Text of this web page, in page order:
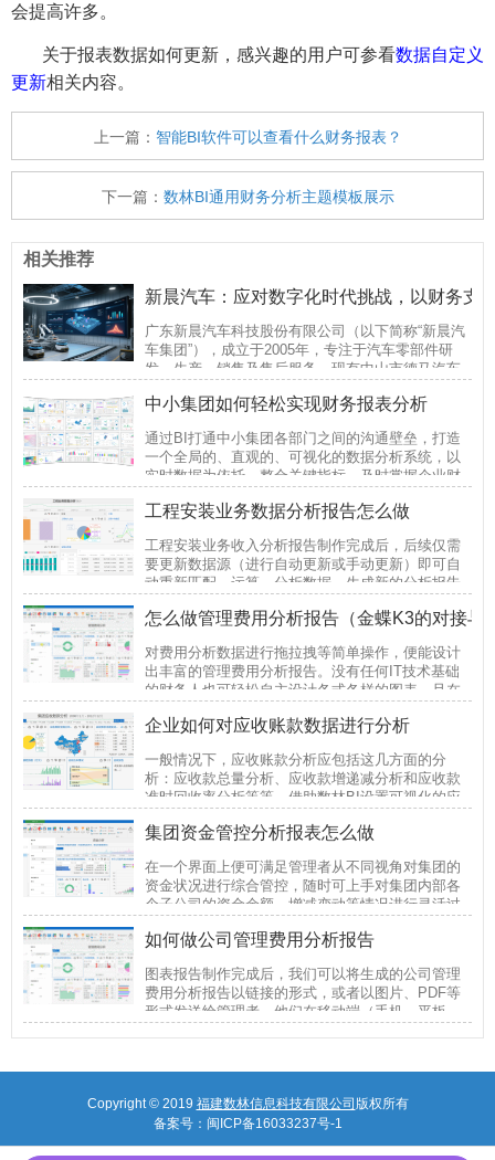
会提高许多。
关于报表数据如何更新，感兴趣的用户可参看数据自定义
更新相关内容。
上一篇： 智能BI软件可以查看什么财务报表？
下一篇： 数林BI通用财务分析主题模板展示
相关推荐
新晨汽车：应对数字化时代挑战，以财务支
广东新晨汽车科技股份有限公司（以下简称“新晨汽
车集团”），成立于2005年，专注于汽车零部件研
发、生产、销售及售后服务，现有中山市德马汽车
武汉新晨汽车零部件有限公司、成都鑫晨汽车零
中小集团如何轻松实现财务报表分析
通过BI打通中小集团各部门之间的沟通壁垒，打造
一个全局的、直观的、可视化的数据分析系统，以
实时数据为依托，整合关键指标，及时掌握企业财
工程安装业务数据分析报告怎么做
工程安装业务收入分析报告制作完成后，后续仅需
要更新数据源（进行自动更新或手动更新）即可自
动重新匹配、运算、分析数据，生成新的分析报告
怎么做管理费用分析报告（金蝶K3的对接与
对费用分析数据进行拖拉拽等简单操作，便能设计
出丰富的管理费用分析报告。没有任何IT技术基础
的财务人也可轻松自主设计各式各样的图表，且在
企业如何对应收账款数据进行分析
一般情况下，应收账款分析应包括这几方面的分
析：应收款总量分析、应收款增递减分析和应收款
准时回收率分析等等。借助数林BI设置可视化的应
进行分析。
集团资金管控分析报表怎么做
在一个界面上便可满足管理者从不同视角对集团的
资金状况进行综合管控，随时可上手对集团内部各
个子公司的资金余额、增减变动等情况进行灵活过
呈现。
如何做公司管理费用分析报告
图表报告制作完成后，我们可以将生成的公司管理
费用分析报告以链接的形式，或者以图片、PDF等
形式发送给管理者，他们在移动端（手机、平板
Copyright © 2019 福建数林信息科技有限公司 版权所有
备案号： 闽ICP备16033237号-1